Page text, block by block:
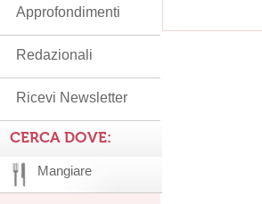
Approfondimenti
Redazionali
Ricevi Newsletter
CERCA DOVE:
Mangiare